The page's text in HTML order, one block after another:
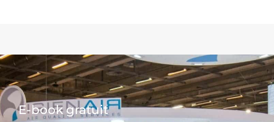
E-book gratuit